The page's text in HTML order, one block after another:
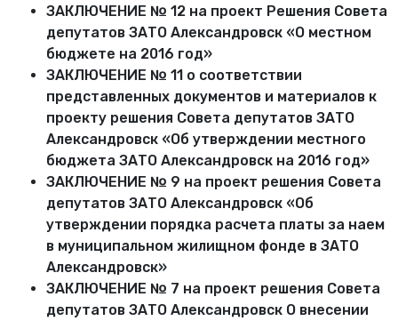
ЗАКЛЮЧЕНИЕ № 12 на проект Решения Совета
депутатов ЗАТО Александровск «О местном
бюджете на 2016 год»
ЗАКЛЮЧЕНИЕ № 11 о соответствии
представленных документов и материалов к
проекту решения Совета депутатов ЗАТО
Александровск «Об утверждении местного
бюджета ЗАТО Александровск на 2016 год»
ЗАКЛЮЧЕНИЕ № 9 на проект решения Совета
депутатов ЗАТО Александровск «Об
утверждении порядка расчета платы за наем
в муниципальном жилищном фонде в ЗАТО
Александровск»
ЗАКЛЮЧЕНИЕ № 7 на проект решения Совета
депутатов ЗАТО Александровск О внесении